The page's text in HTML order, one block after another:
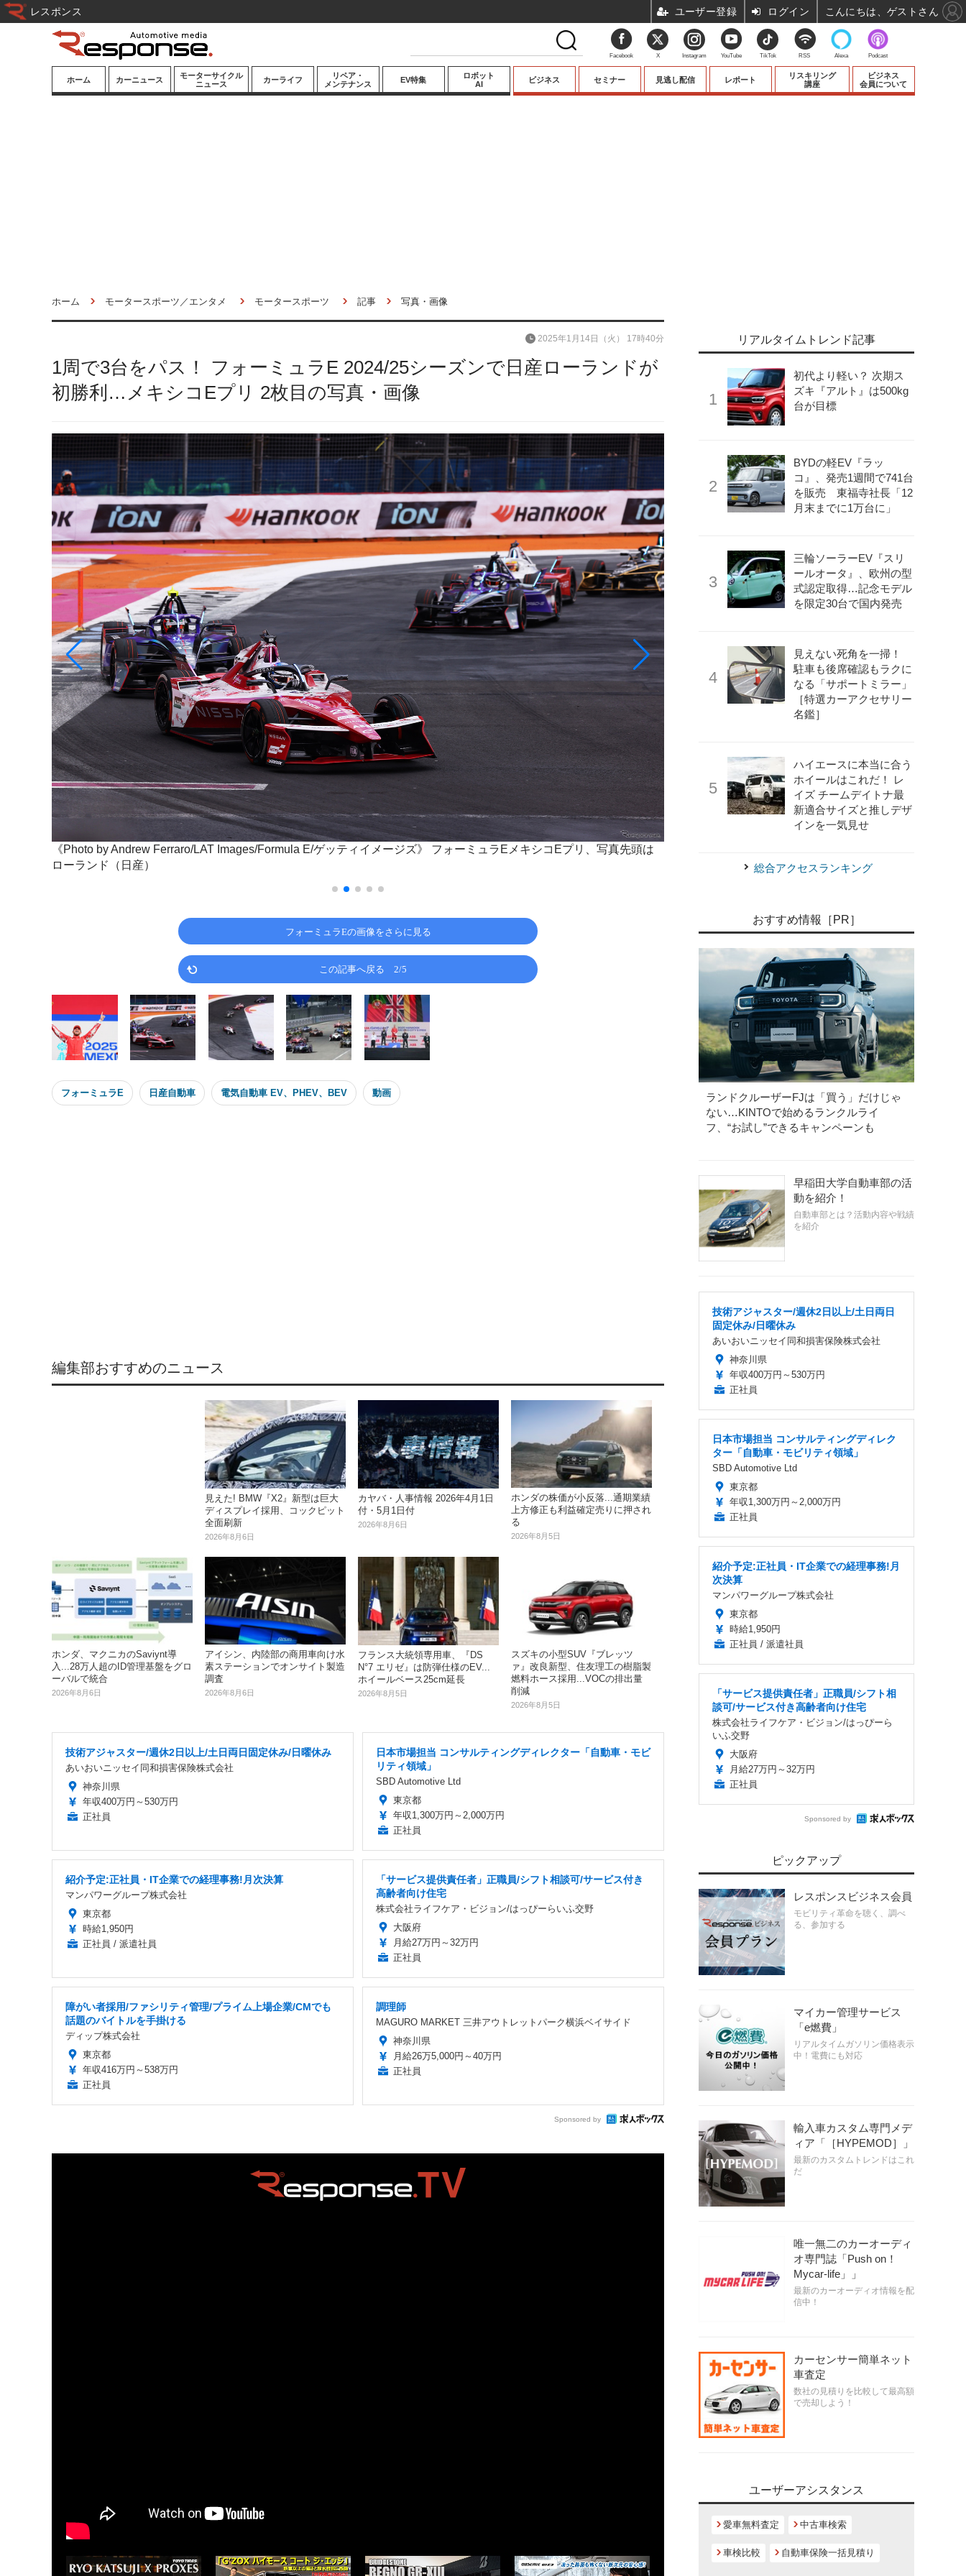
ホーム カーニュース
モーターサイクル
ニュース
カーライフ
リペア・
メンテナンス
EV特集
ロボット
AI
ビジネス セミナー 見逃し配信 レポート
リスキリング
講座
ビジネス
会員について
ホーム モータースポーツ／エンタメ モータースポーツ 記事 写真・画像
1周で3台をパス！ フォーミュラE 2024/25シーズンで日産ローランドが
初勝利…メキシコEプリ 2枚目の写真・画像
2025年1月14日（火） 17時40分
《Photo by Andrew Ferraro/LAT Images/Formula E/ゲッティイメージズ》
フォーミュラEメキシコEプリ、写真先頭は
ローランド（日産）
フォーミュラEの画像をさらに見る
この記事へ戻る 2/5
フォーミュラE 日産自動車 電気自動車 EV、PHEV、BEV 動画
編集部おすすめのニュース
見えた! BMW『X2』新型は巨大
ディスプレイ採用、コックピット
全面刷新
2026年8月6日
カヤバ・人事情報 2026年4月1日
付・5月1日付
2026年8月6日
ホンダの株価が小反落...通期業績
上方修正も利益確定売りに押され
る
2026年8月5日
ホンダ、マクニカのSaviynt導
入...28万人超のID管理基盤をグロ
ーバルで統合
2026年8月6日
アイシン、内陸部の商用車向け水
素ステーションでオンサイト製造
調査
2026年8月6日
フランス大統領専用車、『DS
N°7 エリゼ』は防弾仕様のEV...
ホイールベース25cm延長
2026年8月5日
スズキの小型SUV『ブレッツ
ァ』改良新型、住友理工の樹脂製
燃料ホース採用...VOCの排出量
削減
2026年8月5日
技術アジャスター/週休2日以上/土日両日固定休み/日曜休み
あいおいニッセイ同和損害保険株式会社
神奈川県
年収400万円～530万円
正社員
日本市場担当 コンサルティングディレクター「自動車・モビ
リティ領域」
SBD Automotive Ltd
東京都
年収1,300万円～2,000万円
正社員
紹介予定:正社員・IT企業での経理事務!月次決算
マンパワーグループ株式会社
東京都
時給1,950円
正社員 / 派遣社員
「サービス提供責任者」正職員/シフト相談可/サービス付き
高齢者向け住宅
株式会社ライフケア・ビジョン/はっぴーらいふ交野
大阪府
月給27万円～32万円
正社員
障がい者採用/ファシリティ管理/プライム上場企業/CMでも
話題のバイトルを手掛ける
ディップ株式会社
東京都
年収416万円～538万円
正社員
調理師
MAGURO MARKET 三井アウトレットパーク横浜ベイサイド
神奈川県
月給26万5,000円～40万円
正社員
Sponsored by
リアルタイムトレンド記事
初代より軽い？ 次期ス
ズキ『アルト』は500kg
台が目標
BYDの軽EV『ラッ
コ』、発売1週間で741台
を販売 東福寺社長「12
月末までに1万台に」
三輪ソーラーEV『スリ
ールオータ』、欧州の型
式認定取得…記念モデル
を限定30台で国内発売
見えない死角を一掃！
駐車も後席確認もラクに
なる「サポートミラー」
［特選カーアクセサリー
名鑑］
ハイエースに本当に合う
ホイールはこれだ！ レ
イズ チームデイトナ最
新適合サイズと推しデザ
インを一気見せ
総合アクセスランキング
おすすめ情報［PR］
ランドクルーザーFJは「買う」だけじゃ
ない…KINTOで始めるランクルライ
フ、“お試し”できるキャンペーンも
早稲田大学自動車部の活
動を紹介！
自動車部とは？活動内容や戦績
を紹介
技術アジャスター/週休2日以上/土日両日
固定休み/日曜休み
あいおいニッセイ同和損害保険株式会社
神奈川県
年収400万円～530万円
正社員
日本市場担当 コンサルティングディレク
ター「自動車・モビリティ領域」
SBD Automotive Ltd
東京都
年収1,300万円～2,000万円
正社員
紹介予定:正社員・IT企業での経理事務!月
次決算
マンパワーグループ株式会社
東京都
時給1,950円
正社員 / 派遣社員
「サービス提供責任者」正職員/シフト相
談可/サービス付き高齢者向け住宅
株式会社ライフケア・ビジョン/はっぴーら
いふ交野
大阪府
月給27万円～32万円
正社員
Sponsored by
ピックアップ
レスポンスビジネス会員
モビリティ革命を聴く、調べ
る、参加する
マイカー管理サービス
「e燃費」
リアルタイムガソリン価格表示
中！電費にも対応
輸入車カスタム専門メデ
ィア「［HYPEMOD］」
最新のカスタムトレンドはこれ
だ
唯一無二のカーオーディ
オ専門誌「Push on！
Mycar-life」」
最新のカーオーディオ情報を配
信中！
カーセンサー簡単ネット
車査定
数社の見積りを比較して最高額
で売却しよう！
ユーザーアシスタンス
愛車無料査定 中古車検索
車検比較 自動車保険一括見積り
Facebook X Instagram YouTube TikTok RSS Alexa Podcast
レスポンス ユーザー登録 ログイン こんにちは、ゲストさん